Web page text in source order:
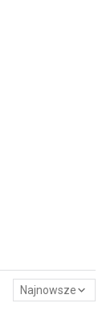
Najnowsze